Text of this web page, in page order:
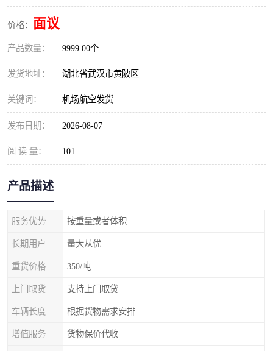
价格： 面议
产品数量： 9999.00个
发货地址： 湖北省武汉市黄陂区
关键词： 机场航空发货
发布日期： 2026-08-07
阅 读 量： 101
产品描述
服务优势 按重量或者体积
长期用户 量大从优
重货价格 350/吨
上门取货 支持上门取贷
车辆长度 根据货物需求安排
增值服务 货物保价代收